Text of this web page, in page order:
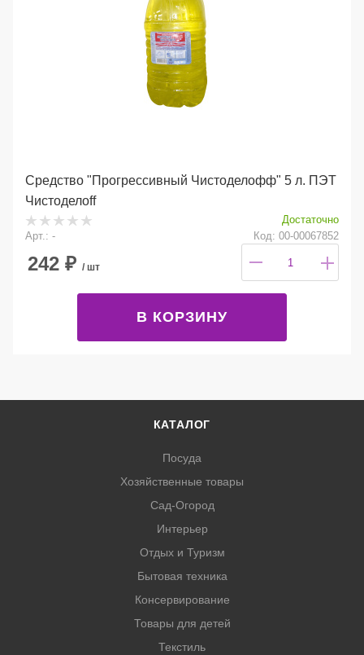
Средство "Прогрессивный Чистоделофф" 5 л. ПЭТ
Чистоделоff
Достаточно
Арт.: -
Код: 00-00067852
242 ₽ / шт
В КОРЗИНУ
КАТАЛОГ
Посуда
Хозяйственные товары
Сад-Огород
Интерьер
Отдых и Туризм
Бытовая техника
Консервирование
Товары для детей
Текстиль